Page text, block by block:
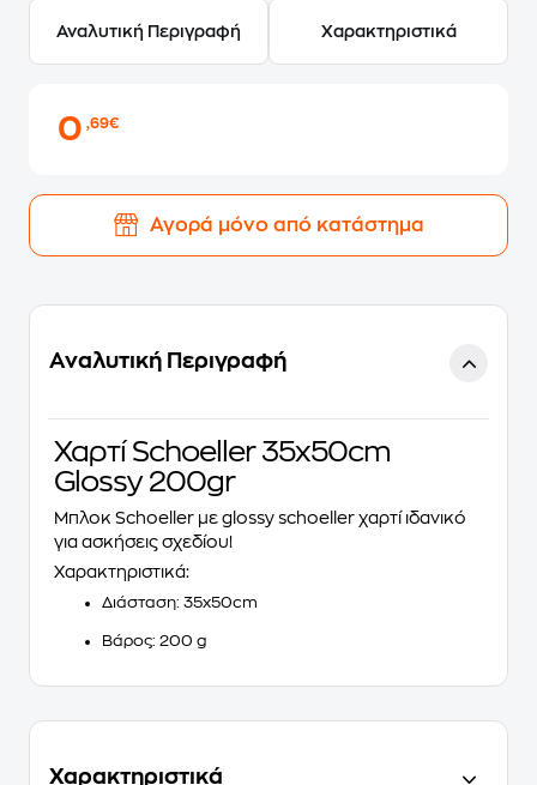
Αναλυτική Περιγραφή Χαρακτηριστικά
0,69€
Αγορά μόνο από κατάστημα
Αναλυτική Περιγραφή
Χαρτί Schoeller 35x50cm
Glossy 200gr
Μπλοκ Schoeller με glossy schoeller χαρτί ιδανικό
για ασκήσεις σχεδίου!
Χαρακτηριστικά:
Διάσταση: 35x50cm
Βάρος: 200 g
Χαρακτηριστικά